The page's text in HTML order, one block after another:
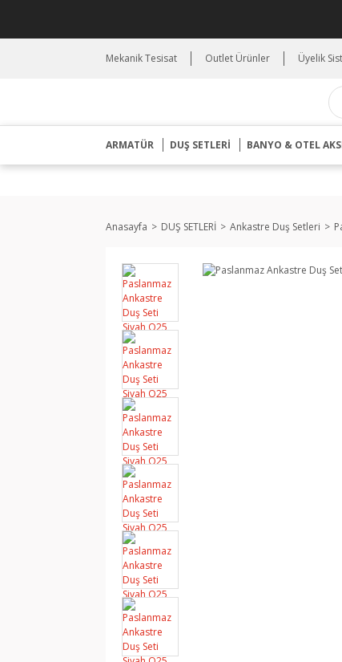
Mekanik Tesisat Outlet Ürünler Üyelik
ARMATÜR DUŞ SETLERİ BANYO & OTEL
Anasayfa DUŞ SETLERİ Ankastre Duş Setleri